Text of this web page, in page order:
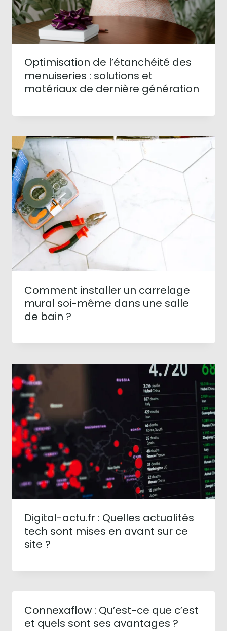
Optimisation de l’étanchéité des
menuiseries : solutions et
matériaux de dernière génération
Comment installer un carrelage
mural soi-même dans une salle
de bain ?
Digital-actu.fr : Quelles actualités
tech sont mises en avant sur ce
site ?
Connexaflow : Qu’est-ce que c’est
et quels sont ses avantages ?